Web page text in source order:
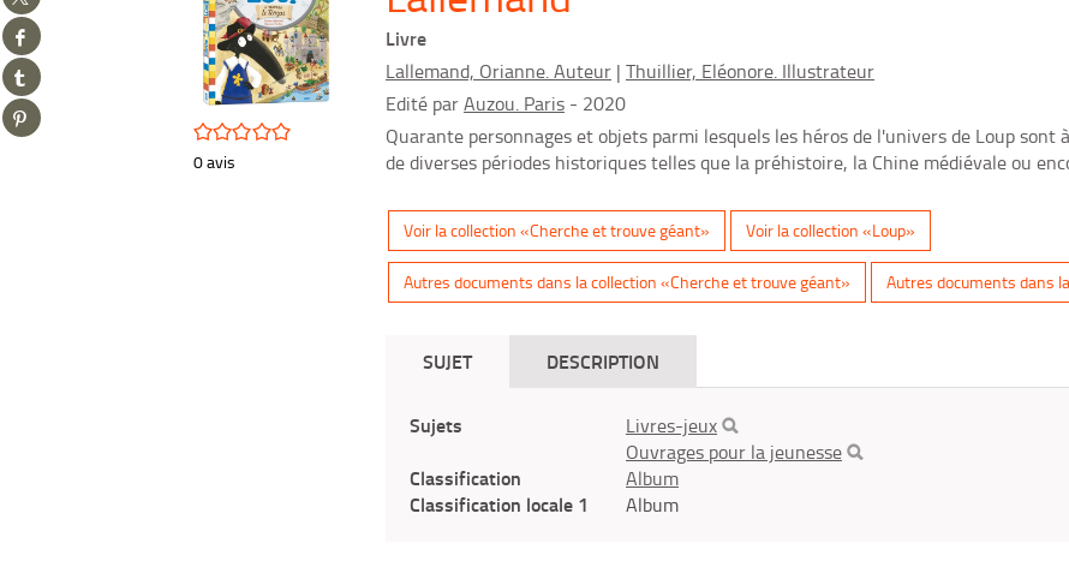
sur
twitter
(Nouvelle
fenêtre)
Partager
sur
facebook
(Nouvelle
fenêtre)
Partager
sur
tumblr
(Nouvelle
Partager
sur
/5
0avis
Livre
Lallemand, Orianne. Auteur | Thuillier, Eléonore. Illustrateur
Edité parAuzou. Paris - 2020
Quarante personnages et objets parmi lesquels les héros de l'univers de Loup
de diverses périodes historiques telles que la préhistoire, la Chine médiévale ou
Voir la collection «Cherche et trouve géant» Voir la collection «Loup»
Autres documents dans la collection «Cherche et trouve géant» Autres documents dans
SUJET DESCRIPTION
Sujets
Livres-jeux
Ouvrages pour la jeunesse
Classification Album
Classification locale 1 Album